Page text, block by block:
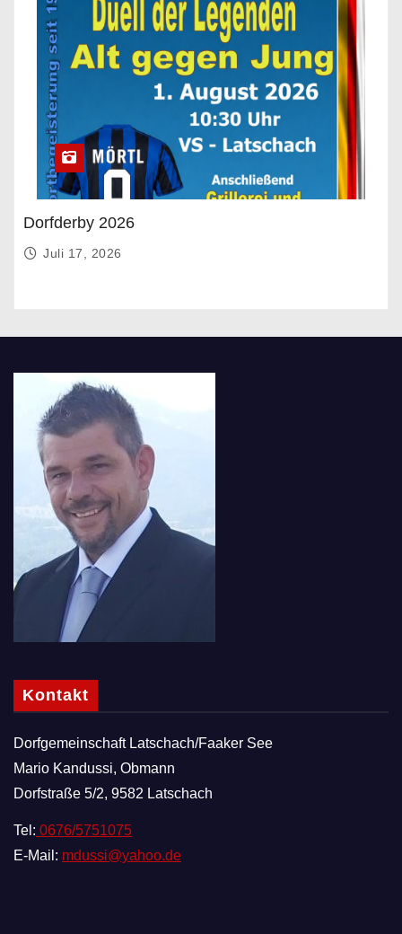
Dorfderby 2026
Juli 17, 2026
Kontakt
Dorfgemeinschaft Latschach/Faaker See
Mario Kandussi, Obmann
Dorfstraße 5/2, 9582 Latschach
Tel: 0676/5751075
E-Mail: mdussi@yahoo.de